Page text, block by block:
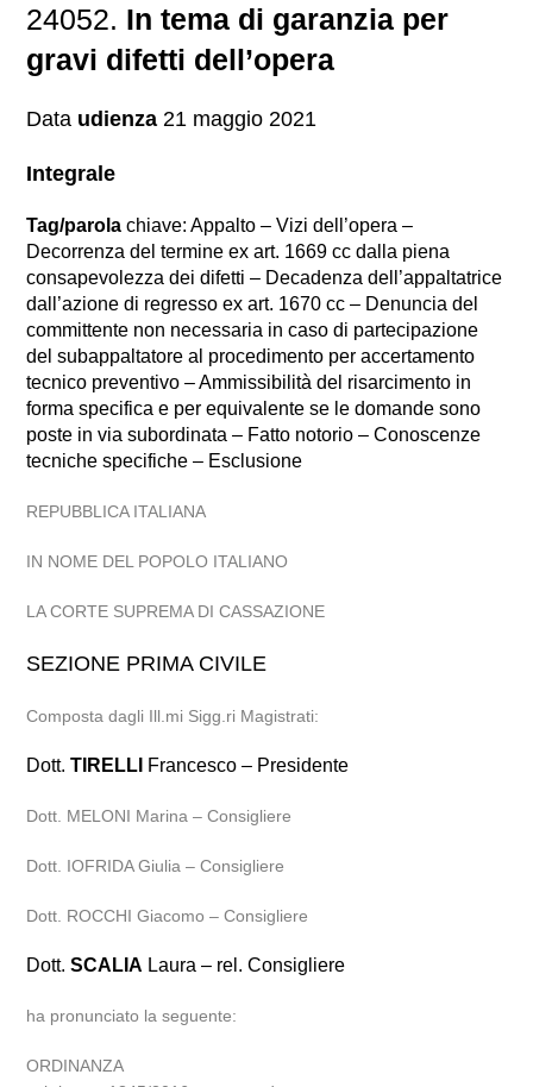
24052. In tema di garanzia per
gravi difetti dell’opera
Data udienza 21 maggio 2021
Integrale
Tag/parola chiave: Appalto – Vizi dell’opera –
Decorrenza del termine ex art. 1669 cc dalla piena
consapevolezza dei difetti – Decadenza dell’appaltatrice
dall’azione di regresso ex art. 1670 cc – Denuncia del
committente non necessaria in caso di partecipazione
del subappaltatore al procedimento per accertamento
tecnico preventivo – Ammissibilità del risarcimento in
forma specifica e per equivalente se le domande sono
poste in via subordinata – Fatto notorio – Conoscenze
tecniche specifiche – Esclusione
REPUBBLICA ITALIANA
IN NOME DEL POPOLO ITALIANO
LA CORTE SUPREMA DI CASSAZIONE
SEZIONE PRIMA CIVILE
Composta dagli Ill.mi Sigg.ri Magistrati:
Dott.TIRELLI Francesco – Presidente
Dott. MELONI Marina – Consigliere
Dott. IOFRIDA Giulia – Consigliere
Dott. ROCCHI Giacomo – Consigliere
Dott.SCALIA Laura – rel. Consigliere
ha pronunciato la seguente:
ORDINANZA